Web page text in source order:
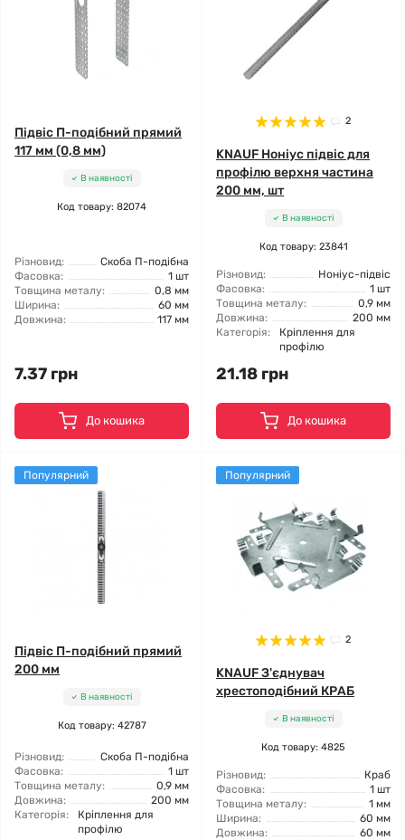
Підвіс П-подібний прямий
117 мм (0,8 мм)
В наявності
Код товару: 82074
Різновид:
Скоба П-подібна
Фасовка:
1 шт
Товщина металу:
0,8 мм
Ширина:
60 мм
Довжина:
117 мм
7.37 грн
До кошика
2
KNAUF Ноніус підвіс для
профілю верхня частина
200 мм, шт
В наявності
Код товару: 23841
Різновид:
Ноніус-підвіс
Фасовка:
1 шт
Товщина металу:
0,9 мм
Довжина:
200 мм
Категорія:
Кріплення для
профілю
21.18 грн
До кошика
Популярний
Підвіс П-подібний прямий
200 мм
В наявності
Код товару: 42787
Різновид:
Скоба П-подібна
Фасовка:
1 шт
Товщина металу:
0,9 мм
Довжина:
200 мм
Категорія:
Кріплення для
профілю
Популярний
2
KNAUF З'єднувач
хрестоподібний КРАБ
В наявності
Код товару: 4825
Різновид:
Краб
Фасовка:
1 шт
Товщина металу:
1 мм
Ширина:
60 мм
Довжина:
60 мм